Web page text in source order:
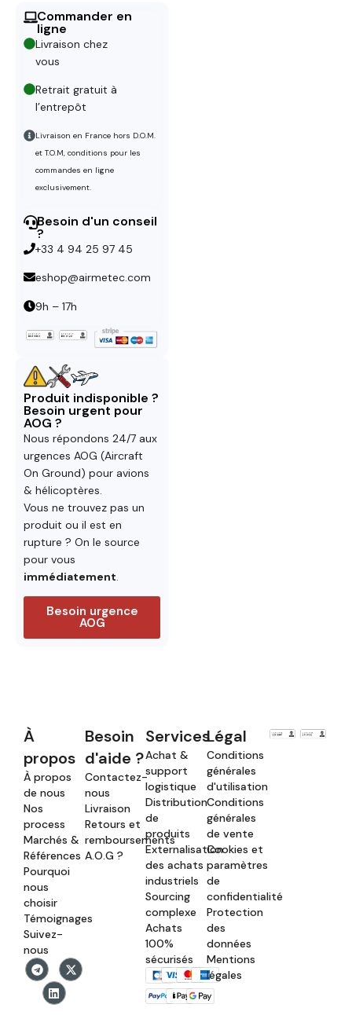
Commander en
ligne
Livraison chez
vous
Retrait gratuit à
l’entrepôt
Livraison en France hors D.O.M.
et T.O.M, conditions pour les
commandes en ligne
exclusivement.
Besoin d'un conseil
?
+33 4 94 25 97 45
eshop@airmetec.com
9h – 17h
Produit indisponible ?
Besoin urgent pour
AOG ?
Nous répondons 24/7 aux
urgences AOG (Aircraft
On Ground) pour avions
& hélicoptères.
Vous ne trouvez pas un
produit ou il est en
rupture ? On le source
pour vous
immédiatement.
Besoin urgence
AOG
À
propos
À propos
de nous
Nos
process
Marchés &
Références
Pourquoi
nous
choisir
Témoignages
Suivez-
nous
Besoin
d'aide ?
Contactez-
nous
Livraison
Retours et
remboursements
A.O.G ?
Services
Achat &
support
logistique
Distribution
de
produits
Externalisation
des achats
industriels
Sourcing
complexe
Achats
100%
sécurisés
Légal
Conditions
générales
d'utilisation
Conditions
générales
de vente
Cookies et
paramètres
de
confidentialité
Protection
des
données
Mentions
légales